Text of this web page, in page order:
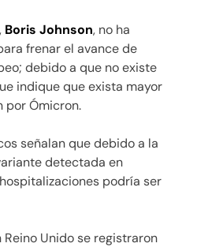
Boris Johnson, no ha
frenar el avance de
debido a que no existe
indique que exista mayor
por Ómicron.
señalan que debido a la
detectada en
podría ser
Reino Unido se registraron